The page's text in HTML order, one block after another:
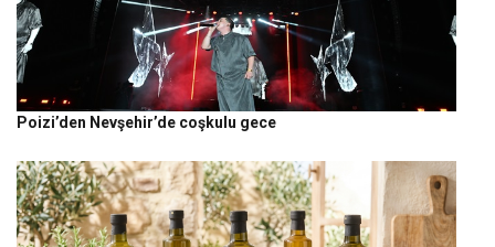
Poizi’den Nevşehir’de coşkulu gece